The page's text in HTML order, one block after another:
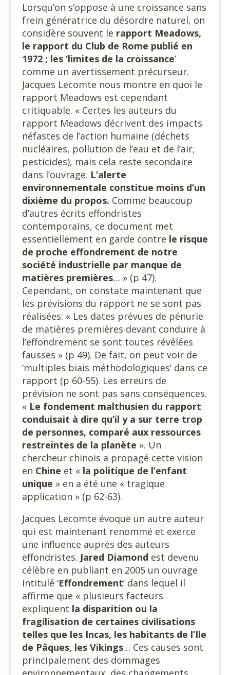
Lorsqu’on s’oppose à une croissance sans
frein génératrice du désordre naturel, on
considère souvent le rapport Meadows,
le rapport du Club de Rome publié en
1972 ; les ‘limites de la croissance’
comme un avertissement précurseur.
Jacques Lecomte nous montre en quoi le
rapport Meadows est cependant
critiquable. « Certes les auteurs du
rapport Meadows décrivent des impacts
néfastes de l’action humaine (déchets
nucléaires, pollution de l’eau et de l’air,
pesticides), mais cela reste secondaire
dans l’ouvrage. L’alerte
environnementale constitue moins d’un
dixième du propos. Comme beaucoup
d’autres écrits effondristes
contemporains, ce document met
essentiellement en garde contre le risque
de proche effondrement de notre
société industrielle par manque de
matières premières… » (p 47).
Cependant, on constate maintenant que
les prévisions du rapport ne se sont pas
réalisées. « Les dates prévues de pénurie
de matières premières devant conduire à
l’effondrement se sont toutes révélées
fausses » (p 49). De fait, on peut voir de
‘multiples biais méthodologiques’ dans ce
rapport (p 60-55). Les erreurs de
prévision ne sont pas sans conséquences.
« Le fondement malthusien du rapport
conduisait à dire qu’il y a sur terre trop
de personnes, comparé aux ressources
restreintes de la planète ». Un
chercheur chinois a propagé cette vision
en Chine et « la politique de l’enfant
unique » en a été une « tragique
application » (p 62-63).
Jacques Lecomte évoque un autre auteur
qui est maintenant renommé et exerce
une influence auprès des auteurs
effondristes. Jared Diamond est devenu
célèbre en publiant en 2005 un ouvrage
intitulé ‘Effondrement’ dans lequel il
affirme que « plusieurs facteurs
expliquent la disparition ou la
fragilisation de certaines civilisations
telles que les Incas, les habitants de l’Ile
de Pâques, les Vikings… Ces causes sont
principalement des dommages